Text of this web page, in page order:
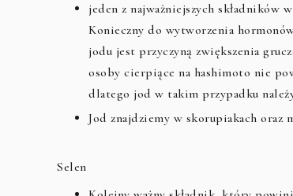
jeden z najważniejszych składników
Konieczny do wytworzenia
jodu jest przyczyną zwiększenia
osoby cierpiące na hashimoto nie
dlatego jod w takim przypadku
Jod znajdziemy w skorupiakach oraz
Selen